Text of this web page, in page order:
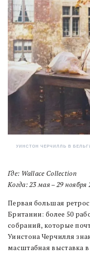
УИНСТОН ЧЕРЧИЛЛЬ В
Где: Wallace Collection
Когда: 23 мая – 29 ноября
Первая большая
Британии: более 50
собраний, которые
Уинстона Черчилля
масштабная выставка